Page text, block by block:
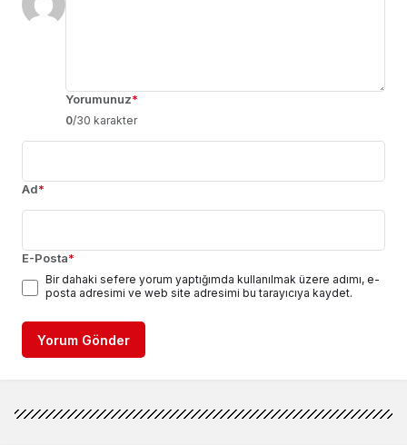
Yorumunuz*
0/30 karakter
Ad*
E-Posta*
Bir dahaki sefere yorum yaptığımda kullanılmak üzere adımı, e-
posta adresimi ve web site adresimi bu tarayıcıya kaydet.
Yorum Gönder